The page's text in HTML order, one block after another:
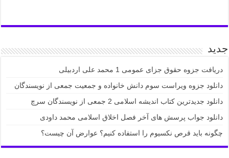
جدید
دریافت جزوه حقوق جزای عمومی 1 محمد علی اردبیلی
دانلود جزوه ویراست سوم دانش خانواده و جمعیت جمعی از نویسندگان
دانلود جدیدترین کتاب اندیشه اسلامی 2 جمعی از نویسندگان سرچ
دانلود جواب پرسش های آخر فصل اخلاق اسلامی محمد داودی
چگونه باید قرص نکسیوم را استفاده کنیم؟ عوارض آن چیست؟